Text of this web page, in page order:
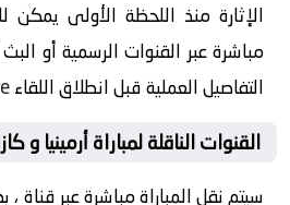
الإثارة منذ اللحظة الأولى يمكن
مباشرة عبر القنوات الرسمية أو
التفاصيل العملية قبل انطلاق اللقاء
القنوات الناقلة لمباراة أرمينيا و
سيتم نقل المباراة مباشرة عبر قناة